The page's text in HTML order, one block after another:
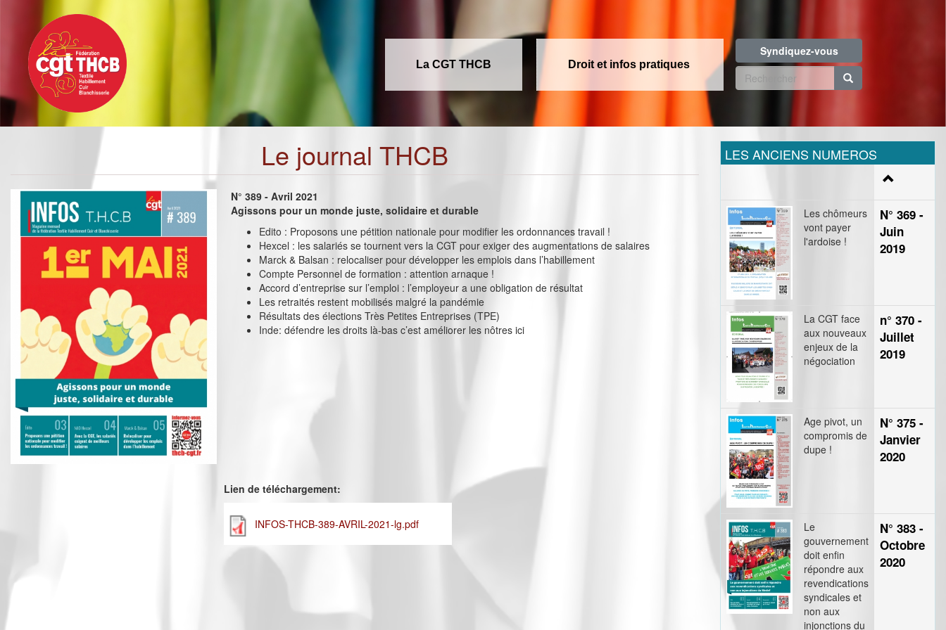
contenu
principal
La CGT THCB Droit et infos pratiques
Syndiquez-vous
Formulaire
recherche
Le journal THCB
N° 389 - Avril 2021
Agissons pour un monde juste, solidaire et durable
Edito : Proposons une pétition nationale pour modifier les ordonnances travail !
Hexcel : les salariés se tournent vers la CGT pour exiger des augmentations de salaires
Marck & Balsan : relocaliser pour développer les emplois dans l’habillement
Compte Personnel de formation : attention arnaque !
Accord d’entreprise sur l’emploi : l’employeur a une obligation de résultat
Les retraités restent mobilisés malgré la pandémie
Résultats des élections Très Petites Entreprises (TPE)
Inde: défendre les droits là-bas c’est améliorer les nôtres ici
Lien de téléchargement:
INFOS-THCB-389-AVRIL-2021-lg.pdf
LES ANCIENS NUMEROS
Les chômeurs
vont payer
l'ardoise !
N° 369 -
Juin
2019
La CGT face
aux nouveaux
enjeux de la
négociation
n° 370 -
Juillet
2019
Age pivot, un
compromis de
dupe !
N° 375 -
Janvier
2020
Le
gouvernement
doit enfin
répondre aux
revendications
syndicales et
non aux
injonctions du
N° 383 -
Octobre
2020